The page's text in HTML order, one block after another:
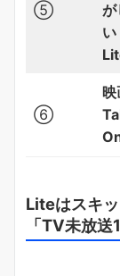
⑤
が
⑥
映
Liteはスキ
「TV未放